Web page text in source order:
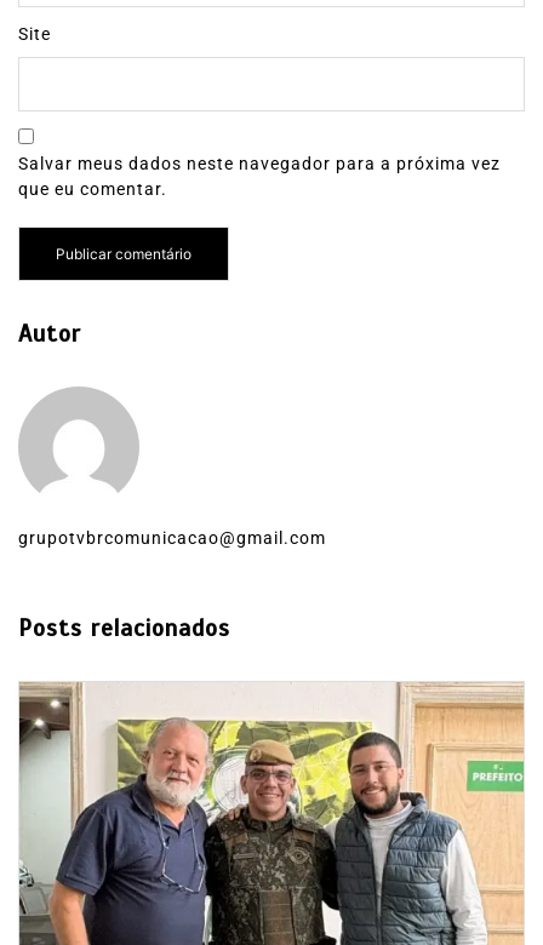
Site
Salvar meus dados neste navegador para a próxima vez
que eu comentar.
Autor
grupotvbrcomunicacao@gmail.com
Posts relacionados